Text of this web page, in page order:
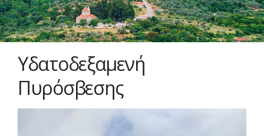
Υδατοδεξαμενή
Πυρόσβεσης